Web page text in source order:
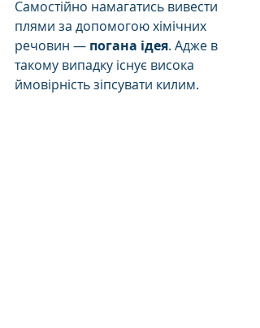
Самостійно намагатись вивести
плями за допомогою хімічних
речовин — погана ідея. Адже в
такому випадку існує висока
ймовірність зіпсувати килим.